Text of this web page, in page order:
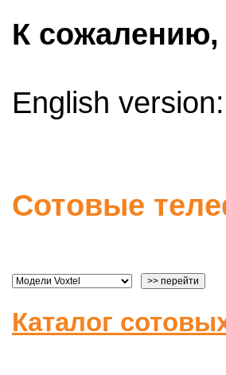
К сожалению,
English version:
Сотовые
Каталог